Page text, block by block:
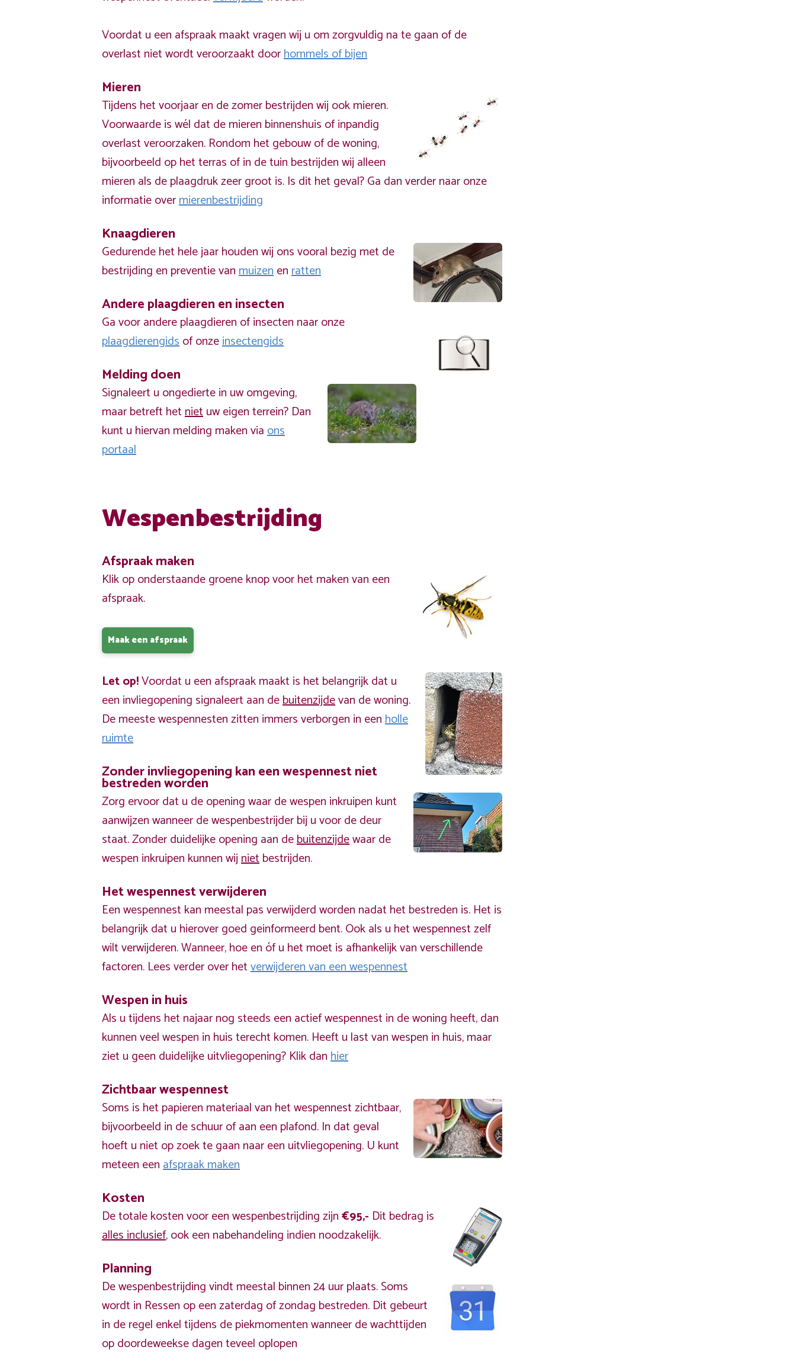
Voordat u een afspraak maakt vragen wij u om zorgvuldig na te gaan of de
overlast niet wordt veroorzaakt doorhommels of bijen
Mieren
Tijdens het voorjaar en de zomer bestrijden wij ook mieren.
Voorwaarde is wél dat de mieren binnenshuis of inpandig
overlast veroorzaken. Rondom het gebouw of de woning,
bijvoorbeeld op het terras of in de tuin bestrijden wij alleen
mieren als de plaagdruk zeer groot is. Is dit het geval? Ga dan verder naar onze
informatie overmierenbestrijding
Knaagdieren
Gedurende het hele jaar houden wij ons vooral bezig met de
bestrijding en preventie vanmuizenenratten
Andere plaagdieren en insecten
Ga voor andere plaagdieren of insecten naar onze
plaagdierengidsof onzeinsectengids
Melding doen
Signaleert u ongedierte in uw omgeving,
maar betreft hetnietuw eigen terrein? Dan
kunt u hiervan melding maken viaons
portaal
Wespenbestrijding
Afspraak maken
Klik op onderstaande groene knop voor het maken van een
afspraak.
Maak een afspraak
Let op!Voordat u een afspraak maakt is het belangrijk dat u
een invliegopening signaleert aan debuitenzijdevan de woning.
De meeste wespennesten zitten immers verborgen in eenholle
ruimte
Zonder invliegopening kan een wespennest niet
bestreden worden
Zorg ervoor dat u de opening waar de wespen inkruipen kunt
aanwijzen wanneer de wespenbestrijder bij u voor de deur
staat. Zonder duidelijke opening aan debuitenzijdewaar de
wespen inkruipen kunnen wijnietbestrijden.
Het wespennest verwijderen
Een wespennest kan meestal pas verwijderd worden nadat het bestreden is. Het is
belangrijk dat u hierover goed geinformeerd bent. Ook als u het wespennest zelf
wilt verwijderen. Wanneer, hoe en óf u het moet is afhankelijk van verschillende
factoren. Lees verder over hetverwijderen van een wespennest
Wespen in huis
Als u tijdens het najaar nog steeds een actief wespennest in de woning heeft, dan
kunnen veel wespen in huis terecht komen. Heeft u last van wespen in huis, maar
ziet u geen duidelijke uitvliegopening? Klik danhier
Zichtbaar wespennest
Soms is het papieren materiaal van het wespennest zichtbaar,
bijvoorbeeld in de schuur of aan een plafond. In dat geval
hoeft u niet op zoek te gaan naar een uitvliegopening. U kunt
meteen eenafspraak maken
Kosten
De totale kosten voor een wespenbestrijding zijn€95,- Dit bedrag is
alles inclusief, ook een nabehandeling indien noodzakelijk.
Planning
De wespenbestrijding vindt meestal binnen 24 uur plaats. Soms
wordt in Ressen op een zaterdag of zondag bestreden. Dit gebeurt
in de regel enkel tijdens de piekmomenten wanneer de wachttijden
op doordeweekse dagen teveel oplopen